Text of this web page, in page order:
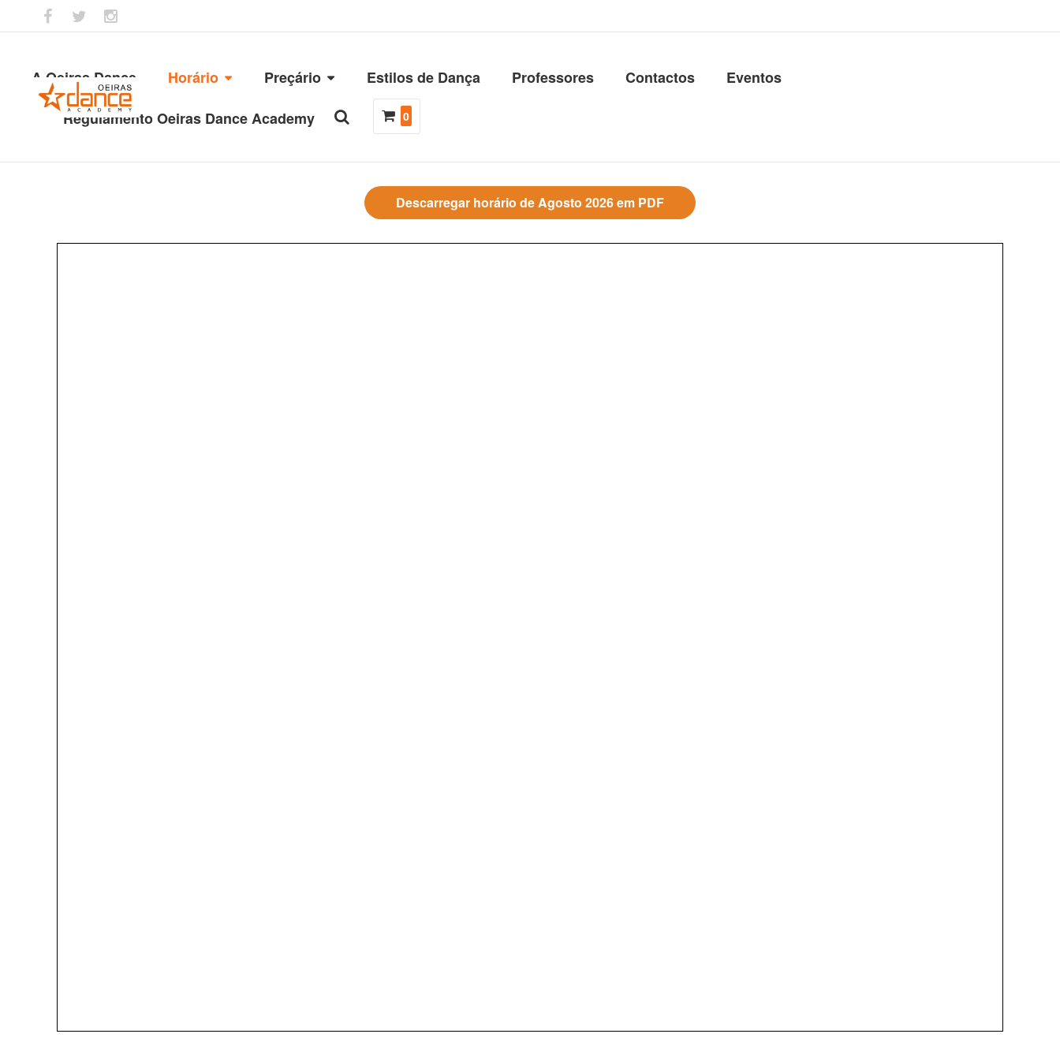
A Oeiras Dance Horário Preçário Estilos de Dança Professores Contactos
Eventos
Regulamento Oeiras Dance Academy
0
Descarregar horário de Agosto 2026 em PDF